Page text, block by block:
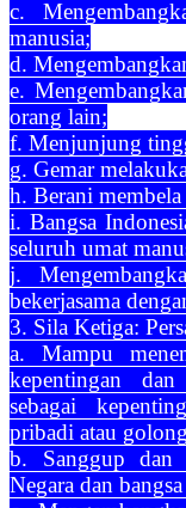
c.
manusia;
d.
e.
orang lain;
f. Menjunjung
g. Gemar
h. Berani
i. Bangsa
seluruh umat
j.
bekerjasama
3. Sila Ketiga:
a. Mampu
kepentingan
sebagai
pribadi atau
b. Sanggup dan
Negara dan